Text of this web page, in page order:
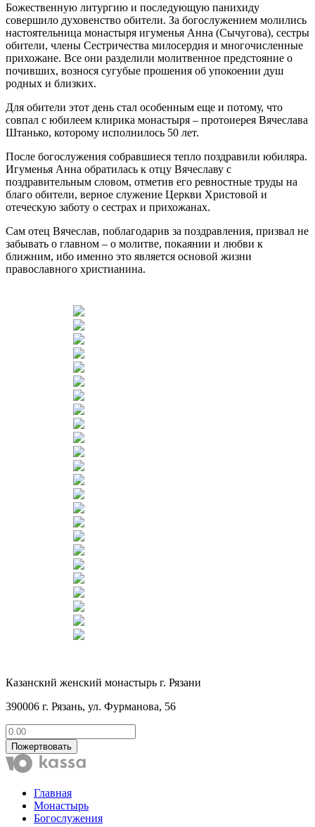
Божественную литургию и последующую панихиду
совершило духовенство обители. За богослужением молились
настоятельница монастыря игуменья Анна (Сычугова), сестры
обители, члены Сестричества милосердия и многочисленные
прихожане. Все они разделили молитвенное предстояние о
почивших, вознося сугубые прошения об упокоении душ
родных и близких.
Для обители этот день стал особенным еще и потому, что
совпал с юбилеем клирика монастыря – протоиерея Вячеслава
Штанько, которому исполнилось 50 лет.
После богослужения собравшиеся тепло поздравили юбиляра.
Игуменья Анна обратилась к отцу Вячеславу с
поздравительным словом, отметив его ревностные труды на
благо обители, верное служение Церкви Христовой и
отеческую заботу о сестрах и прихожанах.
Сам отец Вячеслав, поблагодарив за поздравления, призвал не
забывать о главном – о молитве, покаянии и любви к
ближним, ибо именно это является основой жизни
православного христианина.
Казанский женский монастырь г. Рязани
390006 г. Рязань, ул. Фурманова, 56
Пожертвовать
Главная
Монастырь
Богослужения